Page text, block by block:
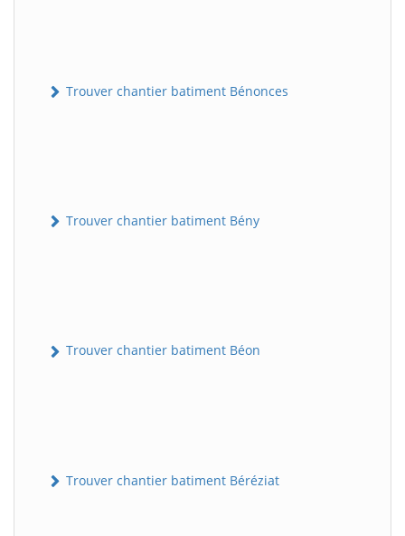
Trouver chantier batiment Bénonces
Trouver chantier batiment Bény
Trouver chantier batiment Béon
Trouver chantier batiment Béréziat